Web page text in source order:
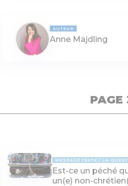
AUTEUR
Anne Majdling
PAGE
MESSAGE TEXTE LA
Est-ce un péché
un(e) non-